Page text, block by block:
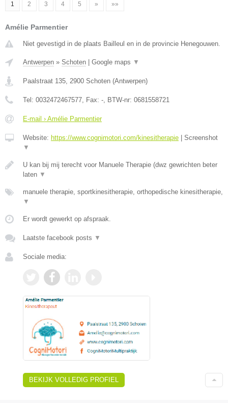
1 2 3 4 5 » »»
Amélie Parmentier
Niet gevestigd in de plaats Bailleul en in de provincie Henegouwen.
Antwerpen » Schoten Google maps ▼
Paalstraat 135, 2900 Schoten (Antwerpen)
Tel: 0032472467577, Fax: -, BTW-nr: 0681558721
E-mail › Amélie Parmentier
Website: https://www.cognimotori.com/kinesitherapie
Screenshot
▼
U kan bij mij terecht voor Manuele Therapie (dwz gewrichten beter
laten ▼
manuele therapie, sportkinesitherapie, orthopedische kinesitherapie,
▼
Er wordt gewerkt op afspraak.
Laatste facebook posts ▼
Sociale media:
BEKIJK VOLLEDIG PROFIEL